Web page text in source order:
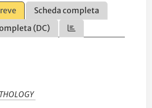
Scheda completa
(DC)